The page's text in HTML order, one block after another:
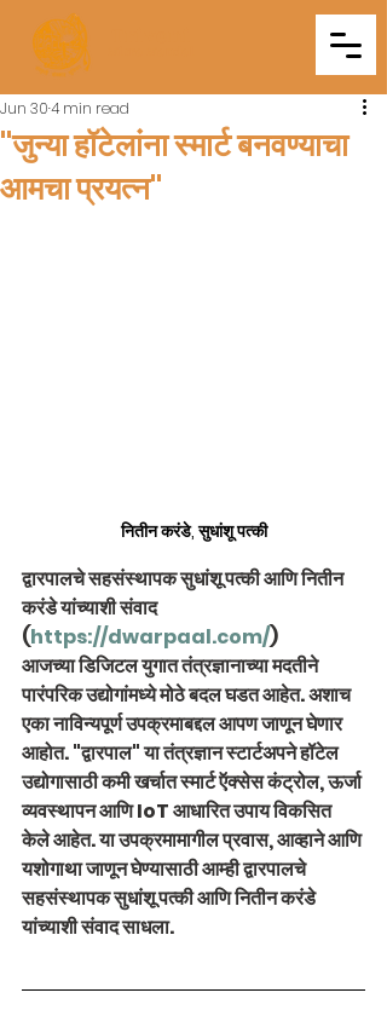
"जुन्या हॉटेलांना स्मार्ट बनवण्याचा
आमचा प्रयत्न"
Jun 304 min read
नितीन करंडे, सुधांशू पत्की
द्वारपालचे सहसंस्थापक सुधांशू पत्की आणि नितीन
करंडे यांच्याशी संवाद
(https://dwarpaal.com/)
आजच्या डिजिटल युगात तंत्रज्ञानाच्या मदतीने
पारंपरिक उद्योगांमध्ये मोठे बदल घडत आहेत. अशाच
एका नाविन्यपूर्ण उपक्रमाबद्दल आपण जाणून घेणार
आहोत. "द्वारपाल" या तंत्रज्ञान स्टार्टअपने हॉटेल
उद्योगासाठी कमी खर्चात स्मार्ट ऍक्सेस कंट्रोल, ऊर्जा
व्यवस्थापन आणि IoT आधारित उपाय विकसित
केले आहेत. या उपक्रमामागील प्रवास, आव्हाने आणि
यशोगाथा जाणून घेण्यासाठी आम्ही द्वारपालचे
सहसंस्थापक सुधांशू पत्की आणि नितीन करंडे
यांच्याशी संवाद साधला.